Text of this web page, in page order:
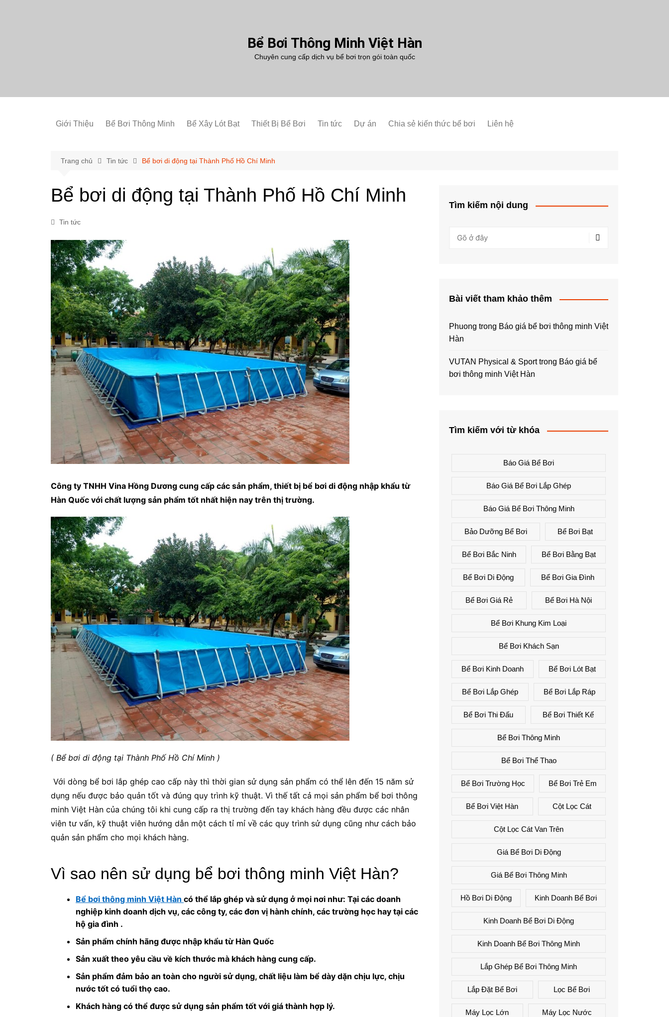
Bể Bơi Thông Minh Việt Hàn
Chuyên cung cấp dịch vụ bể bơi trọn gói toàn quốc
Giới Thiệu Bể Bơi Thông Minh Bể Xây Lót Bạt Thiết Bị Bể Bơi Tin tức Dự án Chia sẻ kiến thức bể bơi Liên hệ
Trang chủ Tin tức Bể bơi di động tại Thành Phố Hồ Chí Minh
Bể bơi di động tại Thành Phố Hồ Chí Minh
Tin tức
Công ty TNHH Vina Hồng Dương cung cấp các sản phẩm, thiết bị bể bơi di động nhập khẩu từ
Hàn Quốc với chất lượng sản phẩm tốt nhất hiện nay trên thị trường.
( Bể bơi di động tại Thành Phố Hồ Chí Minh )
Với dòng bể bơi lắp ghép cao cấp này thì thời gian sử dụng sản phẩm có thể lên đến 15 năm sử
dụng nếu được bảo quản tốt và đúng quy trình kỹ thuật. Vì thế tất cả mọi sản phẩm bể bơi thông
minh Việt Hàn của chúng tôi khi cung cấp ra thị trường đến tay khách hàng đều được các nhân
viên tư vấn, kỹ thuật viên hướng dẫn một cách tỉ mỉ về các quy trình sử dụng cũng như cách bảo
quản sản phẩm cho mọi khách hàng.
Vì sao nên sử dụng bể bơi thông minh Việt Hàn?
Bể bơi thông minh Việt Hàn có thể lắp ghép và sử dụng ở mọi nơi như: Tại các doanh
nghiệp kinh doanh dịch vụ, các công ty, các đơn vị hành chính, các trường học hay tại các
hộ gia đình .
Sản phẩm chính hãng được nhập khẩu từ Hàn Quốc
Sản xuất theo yêu cầu về kích thước mà khách hàng cung cấp.
Sản phẩm đảm bảo an toàn cho người sử dụng, chất liệu làm bể dày dặn chịu lực, chịu
nước tốt có tuổi thọ cao.
Khách hàng có thể được sử dụng sản phẩm tốt với giá thành hợp lý.
Tìm kiếm nội dung
Bài viết tham khảo thêm
Phuong trong Báo giá bể bơi thông minh Việt
Hàn
VUTAN Physical & Sporttrong Báo giá bể
bơi thông minh Việt Hàn
Tìm kiếm với từ khóa
Báo Giá Bể Bơi
Báo Giá Bể Bơi Lắp Ghép
Báo Giá Bể Bơi Thông Minh
Bảo Dưỡng Bể Bơi Bể Bơi Bạt
Bể Bơi Bắc Ninh Bể Bơi Bằng Bạt
Bể Bơi Di Động Bể Bơi Gia Đình
Bể Bơi Giá Rẻ Bể Bơi Hà Nội
Bể Bơi Khung Kim Loại
Bể Bơi Khách Sạn
Bể Bơi Kinh Doanh Bể Bơi Lót Bạt
Bể Bơi Lắp Ghép Bể Bơi Lắp Ráp
Bể Bơi Thi Đấu Bể Bơi Thiết Kế
Bể Bơi Thông Minh
Bể Bơi Thể Thao
Bể Bơi Trường Học Bể Bơi Trẻ Em
Bể Bơi Việt Hàn Cột Lọc Cát
Cột Lọc Cát Van Trên
Giá Bể Bơi Di Động
Giá Bể Bơi Thông Minh
Hồ Bơi Di Động Kinh Doanh Bể Bơi
Kinh Doanh Bể Bơi Di Động
Kinh Doanh Bể Bơi Thông Minh
Lắp Ghép Bể Bơi Thông Minh
Lắp Đặt Bể Bơi Lọc Bể Bơi
Máy Lọc Lớn Máy Lọc Nước